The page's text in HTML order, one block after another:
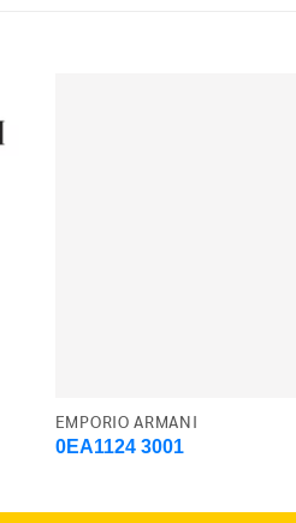
EMPORIO ARMANI
0EA1124 3001